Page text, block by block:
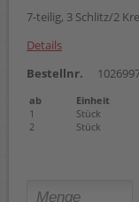
7-teilig, 3 Schlitz/2
Details
Bestellnr.
ab Einheit
1
Stück
2
Stück